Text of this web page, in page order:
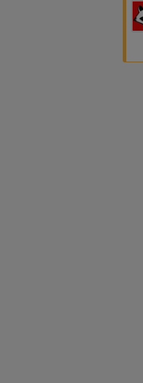
Хоть на цитаты
И мне наоборот
дело, наблюдал
// «Я так пропах
Ну допустим,
Хотя по вашей
В-общем,
В первом туре я